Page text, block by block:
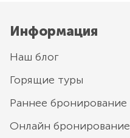
Информация
Наш блог
Горящие туры
Раннее бронирование
Онлайн бронирование